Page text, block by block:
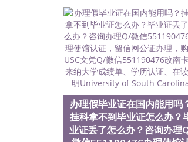
金山-圣何塞地区为全美的
自世界60余国的学生来此就
空学等，深受性肯定及好评
究与学习。 二、办理流程：
子图； 4、电子图做好发给
再付余款； 7、快递给客户
证，留服真实存档可查，存
真实可查认证办理，存档可
院、地球及物质科学院、教
护理学院、科学学院等。学
约大学为学生们提供本科、
程、经济、医学、护理、文
制、历史、电气工程、生物
办理假毕业证在国内能用吗
挂科拿不到毕业证怎么办？
业证丢了怎么办？咨询办理